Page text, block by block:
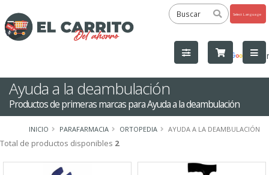
by
Ayuda a la deambulación
Productos de primeras marcas para Ayuda a la deambulación
INICIO PARAFARMACIA ORTOPEDIA AYUDA A LA DEAMBULACIÓN
Total de productos disponibles 2